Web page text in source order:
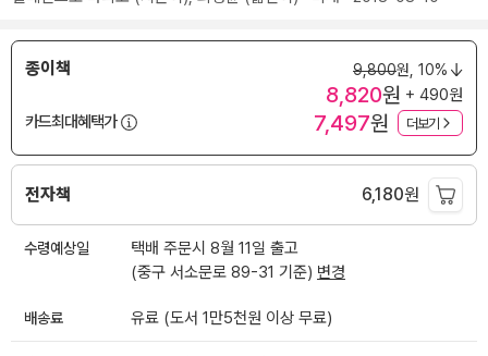
종이책 9,800원, 10%
8,820원 + 490원
카드최대혜택가
7,497원 더보기
전자책 6,180원
수령예상일
택배 주문시 8월 11일 출고
(중구 서소문로 89-31 기준) 변경
배송료 유료 (도서 1만5천원 이상 무료)